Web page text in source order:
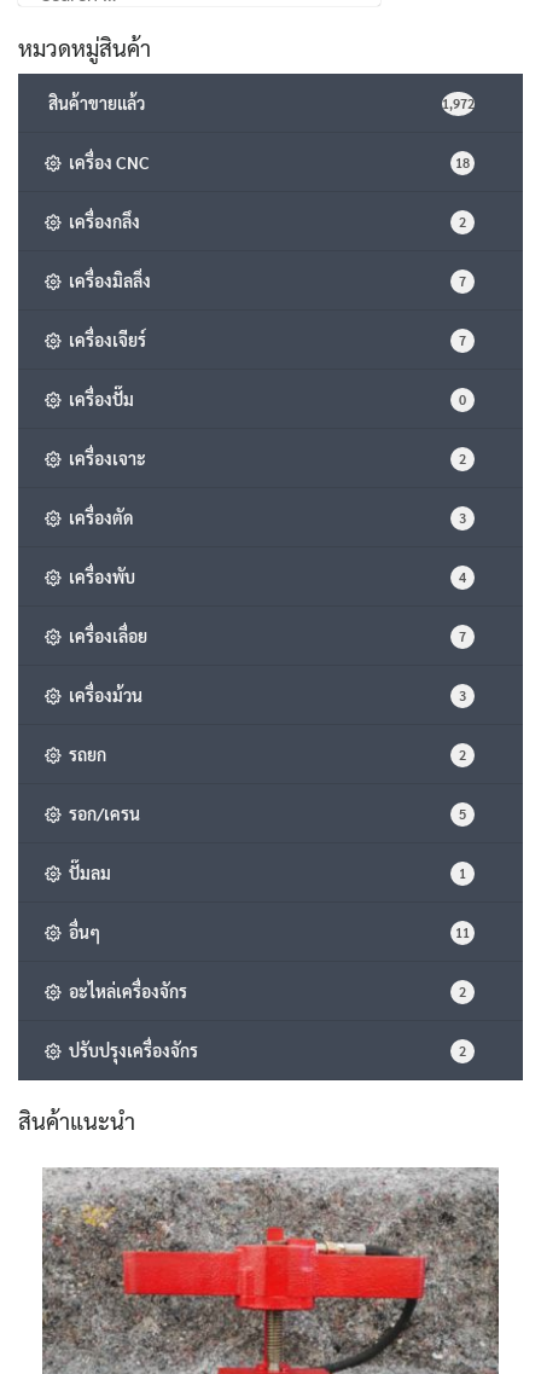
for:
หมวดหมู่สินค้า
สินค้าขายแล้ว 1,972
เครื่อง CNC 18
เครื่องกลึง 2
เครื่องมิลลิ่ง 7
เครื่องเจียร์ 7
เครื่องปั๊ม 0
เครื่องเจาะ 2
เครื่องตัด 3
เครื่องพับ 4
เครื่องเลื่อย 7
เครื่องม้วน 3
รถยก 2
รอก/เครน 5
ปั๊มลม 1
อื่นๆ 11
อะไหล่เครื่องจักร 2
ปรับปรุงเครื่องจักร 2
สินค้าแนะนำ